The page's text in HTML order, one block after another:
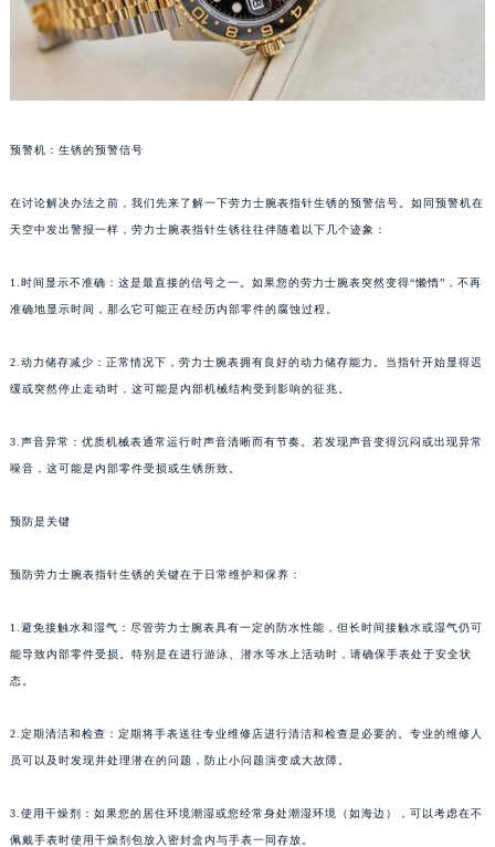
预警机：生锈的预警信号
在讨论解决办法之前，我们先来了解一下劳力士腕表指针生锈的预警信号。如同预警机在
天空中发出警报一样，劳力士腕表指针生锈往往伴随着以下几个迹象：
1.时间显示不准确：这是最直接的信号之一。如果您的劳力士腕表突然变得“懒惰”，不再
准确地显示时间，那么它可能正在经历内部零件的腐蚀过程。
2.动力储存减少：正常情况下，劳力士腕表拥有良好的动力储存能力。当指针开始显得迟
缓或突然停止走动时，这可能是内部机械结构受到影响的征兆。
3.声音异常：优质机械表通常运行时声音清晰而有节奏。若发现声音变得沉闷或出现异常
噪音，这可能是内部零件受损或生锈所致。
预防是关键
预防劳力士腕表指针生锈的关键在于日常维护和保养：
1.避免接触水和湿气：尽管劳力士腕表具有一定的防水性能，但长时间接触水或湿气仍可
能导致内部零件受损。特别是在进行游泳、潜水等水上活动时，请确保手表处于安全状
态。
2.定期清洁和检查：定期将手表送往专业维修店进行清洁和检查是必要的。专业的维修人
员可以及时发现并处理潜在的问题，防止小问题演变成大故障。
3.使用干燥剂：如果您的居住环境潮湿或您经常身处潮湿环境（如海边），可以考虑在不
佩戴手表时使用干燥剂包放入密封盒内与手表一同存放。